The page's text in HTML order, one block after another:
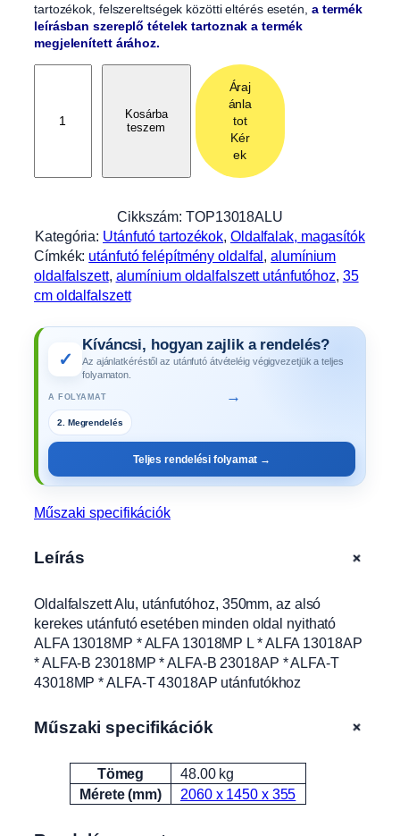
tartozékok, felszereltségek közötti eltérés esetén, a termék
leírásban szereplő tételek tartoznak a termék
megjelenített árához.
s
z
e
t
A
u
h
z
,
3
5
0
m
Kosárba
teszem
Áraj
ánla
tot
Kér
ek
Cikkszám: TOP13018ALU
Kategória: Utánfutó tartozékok, Oldalfalak, magasítók
Címkék: utánfutó felépítmény oldalfal , alumínium
oldalfalszett, alumínium oldalfalszett utánfutóhoz, 35
cm oldalfalszett
✓
Kíváncsi, hogyan zajlik a rendelés?
Az ajánlatkéréstől az utánfutó átvételéig végigvezetjük a teljes
folyamaton.
A FOLYAMAT →
3. Gyártás
Teljes rendelési folyamat →
Műszaki specifikációk
Leírás +
Oldalfalszett Alu, utánfutóhoz, 350mm, az alsó
kerekes utánfutó esetében minden oldal nyitható
ALFA 13018MP * ALFA 13018MP L * ALFA 13018AP
* ALFA-B 23018MP * ALFA-B 23018AP * ALFA-T
43018MP * ALFA-T 43018AP utánfutókhoz
Műszaki specifikációk +
Attribútumok Érték
Tömeg
48.00 kg
Mérete (mm)
2060 x 1450 x 355